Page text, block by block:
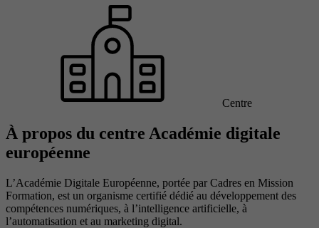
Centre
À propos du centre Académie digitale
européenne
L’Académie Digitale Européenne, portée par Cadres en Mission
Formation, est un organisme certifié dédié au développement des
compétences numériques, à l’intelligence artificielle, à
l’automatisation et au marketing digital.